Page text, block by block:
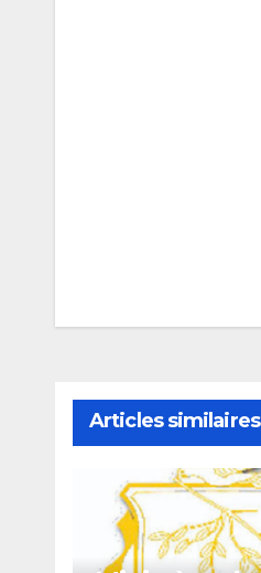
Articles similaires